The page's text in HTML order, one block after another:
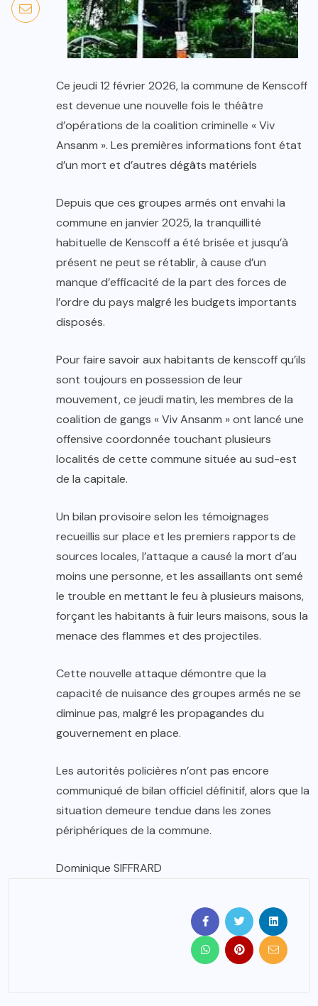
Ce jeudi 12 février 2026, la commune de Kenscoff
est devenue une nouvelle fois le théâtre
d’opérations de la coalition criminelle « Viv
Ansanm ». Les premières informations font état
d’un mort et d’autres dégâts matériels
Depuis que ces groupes armés ont envahi la
commune en janvier 2025, la tranquillité
habituelle de Kenscoff a été brisée et jusqu’à
présent ne peut se rétablir, à cause d’un
manque d’efficacité de la part des forces de
l’ordre du pays malgré les budgets importants
disposés.
Pour faire savoir aux habitants de kenscoff qu’ils
sont toujours en possession de leur
mouvement, ce jeudi matin, les membres de la
coalition de gangs « Viv Ansanm » ont lancé une
offensive coordonnée touchant plusieurs
localités de cette commune située au sud-est
de la capitale.
Un bilan provisoire selon les témoignages
recueillis sur place et les premiers rapports de
sources locales, l’attaque a causé la mort d’au
moins une personne, et les assaillants ont semé
le trouble en mettant le feu à plusieurs maisons,
forçant les habitants à fuir leurs maisons, sous la
menace des flammes et des projectiles.
Cette nouvelle attaque démontre que la
capacité de nuisance des groupes armés ne se
diminue pas, malgré les propagandes du
gouvernement en place.
Les autorités policières n’ont pas encore
communiqué de bilan officiel définitif, alors que la
situation demeure tendue dans les zones
périphériques de la commune.
Dominique SIFFRARD